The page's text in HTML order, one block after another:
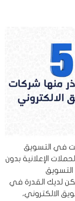
في التسويق
الإعلانية بدون
يكن لديك القدرة في
الالكتروني،